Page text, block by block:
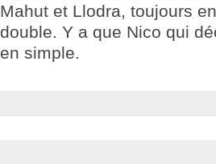
Mahut et Llodra, toujours
double. Y a que Nico qui
en simple.